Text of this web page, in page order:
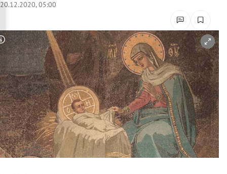
Untermenü
Untermenü
Untermenü
Untermenü
Untermenü
Untermenü
20.12.2020, 05:00
Copyright-Hinweis öffnen/schließen